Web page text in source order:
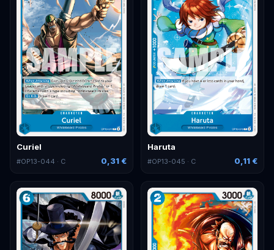
Curiel
#OP13-044 · C 0,31 €
Haruta
#OP13-045 · C 0,11 €